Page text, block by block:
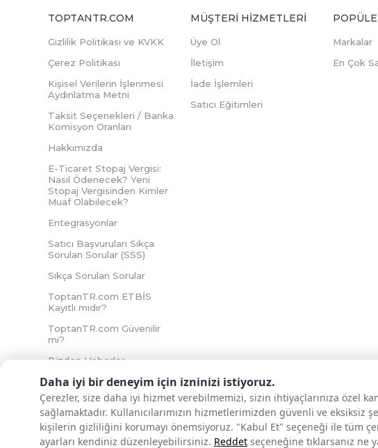
Daha iyi bir deneyim için izninizi istiyoruz.
Çerezler, size daha iyi hizmet verebilmemizi, sizin ihtiyaçlarınıza özel
sağlamaktadır. Kullanıcılarımızın hizmetlerimizden güvenli ve eksiksiz
kişilerin gizliliğini korumayı önemsiyoruz. "Kabul Et" seçeneği ile tüm
ayarları kendiniz düzenleyebilirsiniz. Reddet seçeneğine tıklarsanız ne
TOPTANTR.COM
Gizlilik Politikası ve KVKK
Çerez Politikası
Kişisel Verilerin İşlenmesi
Aydınlatma Metni
Taksit Seçenekleri / Banka
Komisyon Oranları
Hakkımızda
E-Ticaret Stopaj Vergisi:
Nasıl Ödenecek? Yeni
Stopaj Vergisinden Kimler
Muaf Olabilecek?
Entegrasyonlar
Satıcı Başvuruları Sıkça
Sorulan Sorular (SSS)
Sıkça Sorulan Sorular
ToptanTR.com ETBİS
Kayıtlı mıdır?
ToptanTR.com Güvenilir
mi?
Bizden Haberler
MÜŞTERI HIZMETLERI
Üye Ol
İletişim
İade İşlemleri
Satıcı Eğitimleri
Markalar
En Çok
İNTERNETTE GÜVENLİ ALIŞVERİŞ